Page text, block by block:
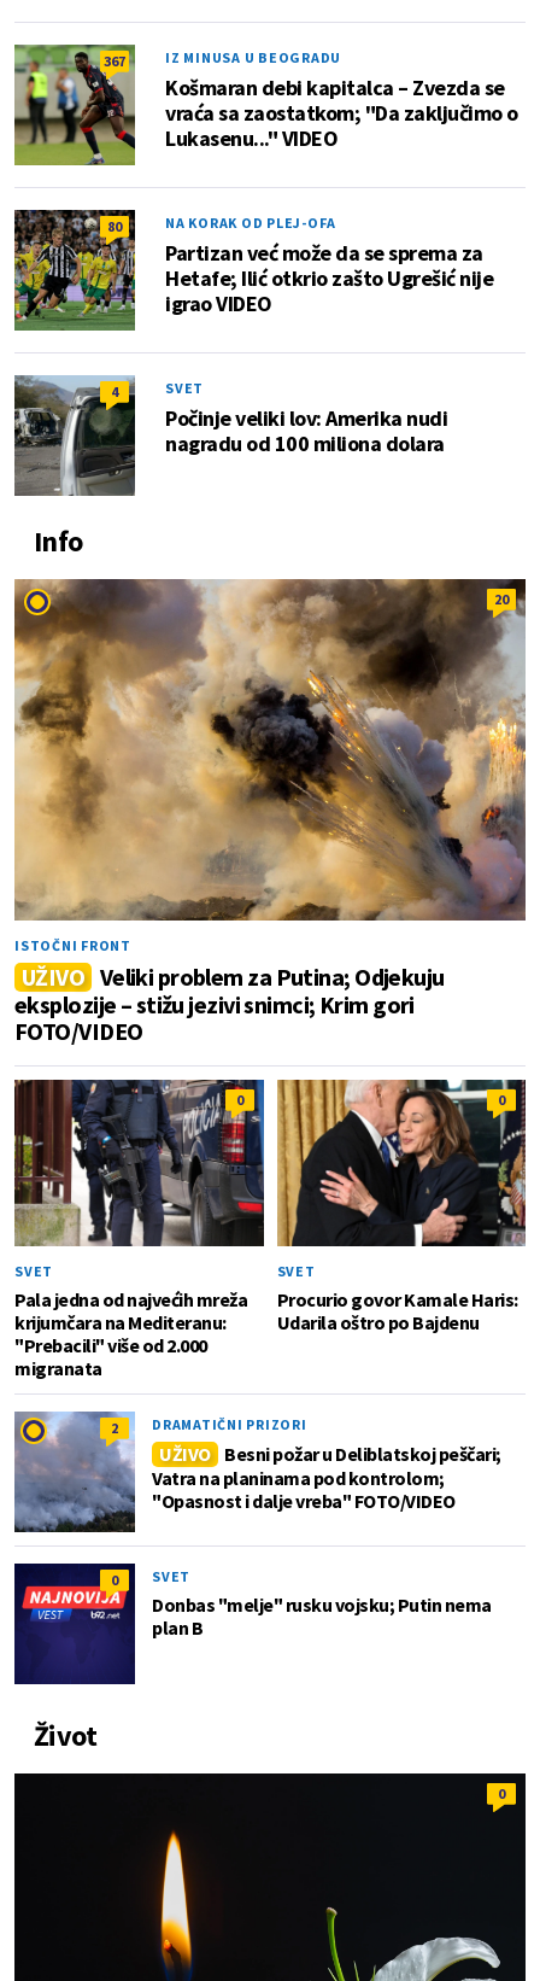
367 IZ MINUSA U BEOGRADU
Košmaran debi kapitalca – Zvezda se
vraća sa zaostatkom; "Da zaključimo o
Lukasenu..." VIDEO
80 NA KORAK OD PLEJ-OFA
Partizan već može da se sprema za
Hetafe; Ilić otkrio zašto Ugrešić nije
igrao VIDEO
4 SVET
Počinje veliki lov: Amerika nudi
nagradu od 100 miliona dolara
Info
20
ISTOČNI FRONT
UŽIVO Veliki problem za Putina; Odjekuju
eksplozije – stižu jezivi snimci; Krim gori
FOTO/VIDEO
0
SVET
Pala jedna od najvećih mreža
krijumčara na Mediteranu:
"Prebacili" više od 2.000
migranata
0
SVET
Procurio govor Kamale Haris:
Udarila oštro po Bajdenu
2 DRAMATIČNI PRIZORI
UŽIVO
Besni požar u Deliblatskoj peščari;
Vatra na planinama pod kontrolom;
"Opasnost i dalje vreba" FOTO/VIDEO
0 SVET
Donbas "melje" rusku vojsku; Putin nema
plan B
Život
0